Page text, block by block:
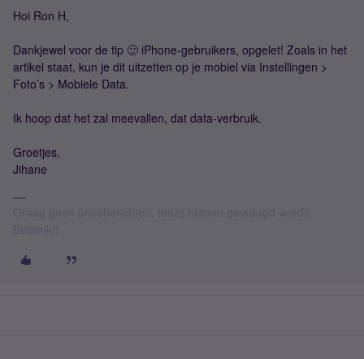
Hoi Ron H,
Dankjewel voor de tip 🙂 iPhone-gebruikers, opgelet! Zoals in het
artikel staat, kun je dit uitzetten op je mobiel via Instellingen >
Foto’s > Mobiele Data.
Ik hoop dat het zal meevallen, dat data-verbruik.
Groetjes,
Jihane